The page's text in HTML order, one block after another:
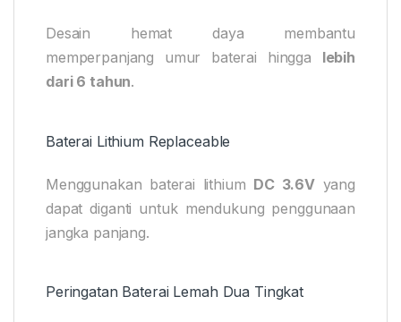
Desain hemat daya membantu
memperpanjang umur baterai hingga lebih
dari 6 tahun.
Baterai Lithium Replaceable
Menggunakan baterai lithium DC 3.6Vyang
dapat diganti untuk mendukung penggunaan
jangka panjang.
Peringatan Baterai Lemah Dua Tingkat